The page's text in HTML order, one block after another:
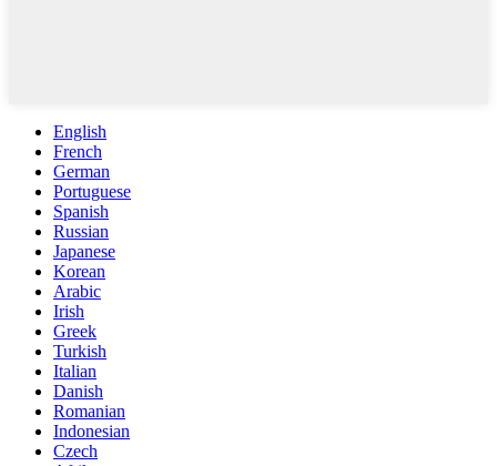
English
French
German
Portuguese
Spanish
Russian
Japanese
Korean
Arabic
Irish
Greek
Turkish
Italian
Danish
Romanian
Indonesian
Czech